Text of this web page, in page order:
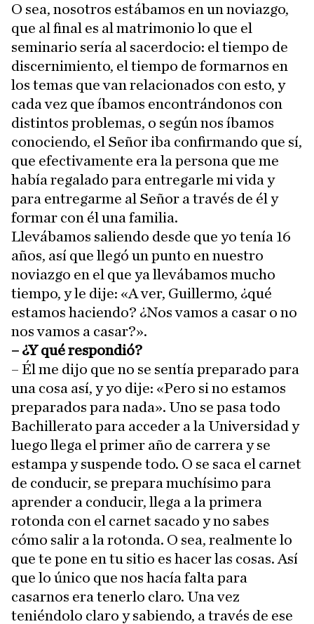
O sea, nosotros estábamos en un noviazgo,
que al final es al matrimonio lo que el
seminario sería al sacerdocio: el tiempo de
discernimiento, el tiempo de formarnos en
los temas que van relacionados con esto, y
cada vez que íbamos encontrándonos con
distintos problemas, o según nos íbamos
conociendo, el Señor iba confirmando que sí,
que efectivamente era la persona que me
había regalado para entregarle mi vida y
para entregarme al Señor a través de él y
formar con él una familia.
Llevábamos saliendo desde que yo tenía 16
años, así que llegó un punto en nuestro
noviazgo en el que ya llevábamos mucho
tiempo, y le dije: «A ver, Guillermo, ¿qué
estamos haciendo? ¿Nos vamos a casar o no
nos vamos a casar?».
– ¿Y qué respondió?
– Él me dijo que no se sentía preparado para
una cosa así, y yo dije: «Pero si no estamos
preparados para nada». Uno se pasa todo
Bachillerato para acceder a la Universidad y
luego llega el primer año de carrera y se
estampa y suspende todo. O se saca el carnet
de conducir, se prepara muchísimo para
aprender a conducir, llega a la primera
rotonda con el carnet sacado y no sabes
cómo salir a la rotonda. O sea, realmente lo
que te pone en tu sitio es hacer las cosas. Así
que lo único que nos hacía falta para
casarnos era tenerlo claro. Una vez
teniéndolo claro y sabiendo, a través de ese